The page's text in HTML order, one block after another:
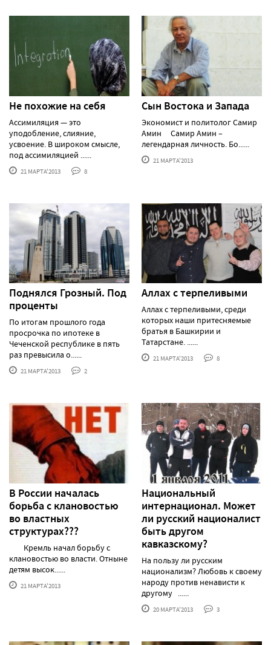
Не похожие на себя
Ассимиляция — это
уподобление, слияние,
усвоение. В широком смысле,
под ассимиляцией ......
21 МАРТА'2013 8
Сын Востока и Запада
Экономист и политолог Самир
Амин Самир Амин –
легендарная личность. Бо......
21 МАРТА'2013
Поднялся Грозный. Под
проценты
По итогам прошлого года
просрочка по ипотеке в
Чеченской республике в пять
раз превысила о......
21 МАРТА'2013 2
Аллах с терпеливыми
Аллах с терпеливыми, среди
которых наши притесняемые
братья в Башкирии и
Татарстане. ......
21 МАРТА'2013 8
В России началась
борьба с клановостью
во властных
структурах???
Кремль начал борьбу с
клановостью во власти. Отныне
детям высок......
21 МАРТА'2013
Национальный
интернационал. Может
ли русский националист
быть другом
кавказскому?
На пользу ли русским
национализм? Любовь к своему
народу против ненависти к
другому ......
20 МАРТА'2013 3